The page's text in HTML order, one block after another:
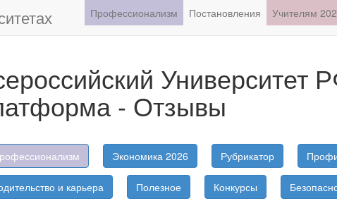
Профессионализм Постановления Учителям
Университет
- Отзывы
Экономика 2026 Рубрикатор
и карьера Полезное Конкурсы